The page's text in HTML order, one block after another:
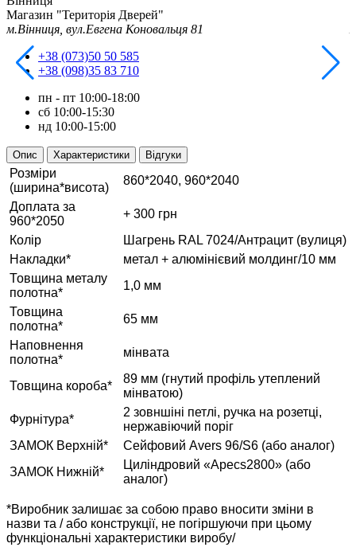
Магазин "Територія Дверей"
м.Вінниця, вул.Евгена Коновальця 81
+38 (073)50 50 585
+38 (098)35 83 710
пн - пт 10:00-18:00
сб 10:00-15:30
нд 10:00-15:00
Опис Характеристики Відгуки
Розміри
(ширина*висота)
860*2040, 960*2040
Доплата за
960*2050
+ 300 грн
Колір
Шагрень RAL 7024/Антрацит (вулиця)
Накладки*
метал + алюмінієвий молдинг/10 мм
Товщина металу
полотна*
1,0 мм
Товщина
полотна*
65 мм
Наповнення
полотна*
мінвата
Товщина короба*
89 мм (гнутий профіль утеплений
мінватою)
Фурнітура*
2 зовншіні петлі, ручка на розетці,
нержавіючий поріг
ЗАМОК Верхній*
Сейфовий Аvers 96/S6 (або аналог)
ЗАМОК Нижній*
Циліндровий «Аpecs2800» (або
аналог)
*Виробник залишає за собою право вносити зміни в
назви та / або конструкції, не погіршуючи при цьому
функціональні характеристики виробу/